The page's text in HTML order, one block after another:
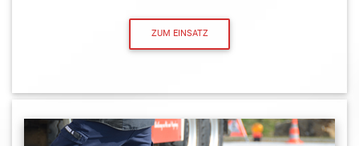
ZUM EINSATZ